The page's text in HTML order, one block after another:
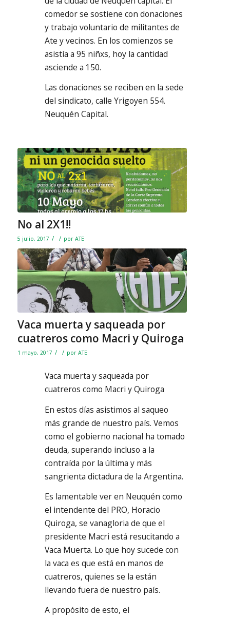
comedor se sostiene con donaciones
y trabajo voluntario de militantes de
Ate y vecinos. En los comienzos se
asistía a 95 niñxs, hoy la cantidad
asciende a 150.
Las donaciones se reciben en la sede
del sindicato, calle Yrigoyen 554.
Neuquén Capital.
No al 2X1!!
5 julio, 2017 / / por ATE
Vaca muerta y saqueada por
cuatreros como Macri y Quiroga
1 mayo, 2017 / / por ATE
Vaca muerta y saqueada por
cuatreros como Macri y Quiroga
En estos días asistimos al saqueo
más grande de nuestro país. Vemos
como el gobierno nacional ha tomado
deuda, superando incluso a la
contraída por la última y más
sangrienta dictadura de la Argentina.
Es lamentable ver en Neuquén como
el intendente del PRO, Horacio
Quiroga, se vanagloria de que el
presidente Macri está resucitando a
Vaca Muerta. Lo que hoy sucede con
la vaca es que está en manos de
cuatreros, quienes se la están
llevando fuera de nuestro país.
A propósito de esto, el